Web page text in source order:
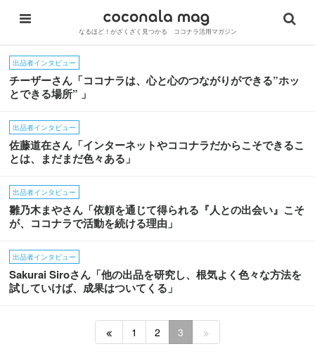
なるほど！がざくざく見つかる ココナラ活用マガジン
出品者インタビュー
チーザーさん「ココナラは、心と心のつながりができる”ホッ
とできる場所” 」
出品者インタビュー
佐藤道在さん「インターネットやココナラだからこそできるこ
とは、まだまだ色々ある」
出品者インタビュー
雛乃木まやさん「依頼を通じて得られる『人との出会い』こそ
が、ココナラで活動を続ける理由」
出品者インタビュー
Sakurai Siroさん「他の出品を研究し、根気よく色々な方法を
試していけば、成果はついてくる」
1 2 3